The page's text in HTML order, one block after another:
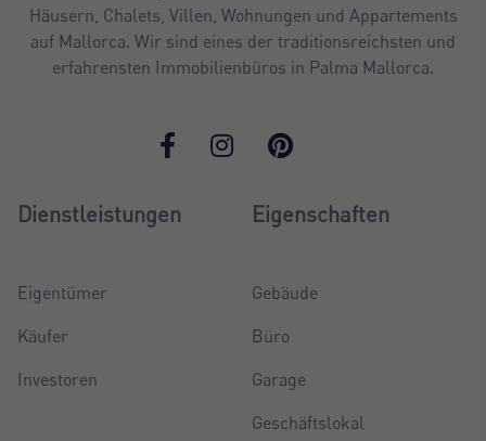
Häusern, Chalets, Villen, Wohnungen und Appartements
auf Mallorca. Wir sind eines der traditionsreichsten und
erfahrensten Immobilienbüros in Palma Mallorca.
Dienstleistungen
Eigentümer
Käufer
Investoren
Eigenschaften
Gebäude
Büro
Garage
Geschäftslokal